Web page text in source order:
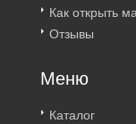
Как открыть
Отзывы
Меню
Каталог